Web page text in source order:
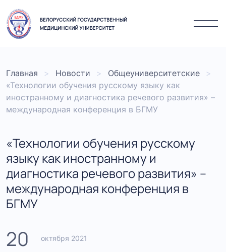
Главная Новости
Общеуниверситетские
«Технологии обучения русскому языку как
иностранному и диагностика речевого развития» –
международная конференция в БГМУ
«Технологии обучения русскому
языку как иностранному и
диагностика речевого развития» –
международная конференция в
БГМУ
20 октября 2021